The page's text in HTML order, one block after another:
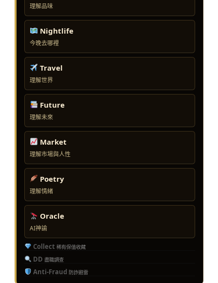
理解品味
Nightlife
今晚去哪裡
Travel
理解世界
Future
理解未來
Market
理解市場與人性
Poetry
理解情緒
Oracle
AI神諭
Collect 稀有保值收藏
DD 盡職調查
Anti-Fraud 防詐避雷